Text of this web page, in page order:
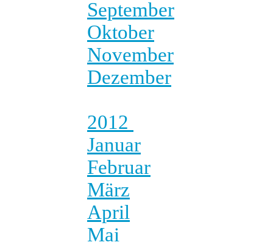
September
Oktober
November
Dezember
2012
Januar
Februar
März
April
Mai